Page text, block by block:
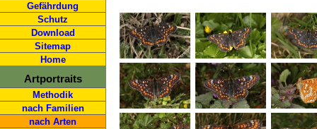
Gefährdung
Schutz
Download
Sitemap
Home
Artportraits
Methodik
nach Familien
nach Arten